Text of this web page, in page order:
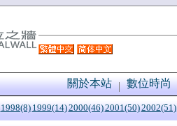
關於本站 數位時尚
1998(8) 1999(14)2000(46)2001(50)2002(51)